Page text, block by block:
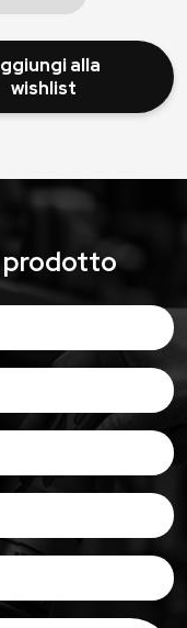
alla
wishlist
prodotto